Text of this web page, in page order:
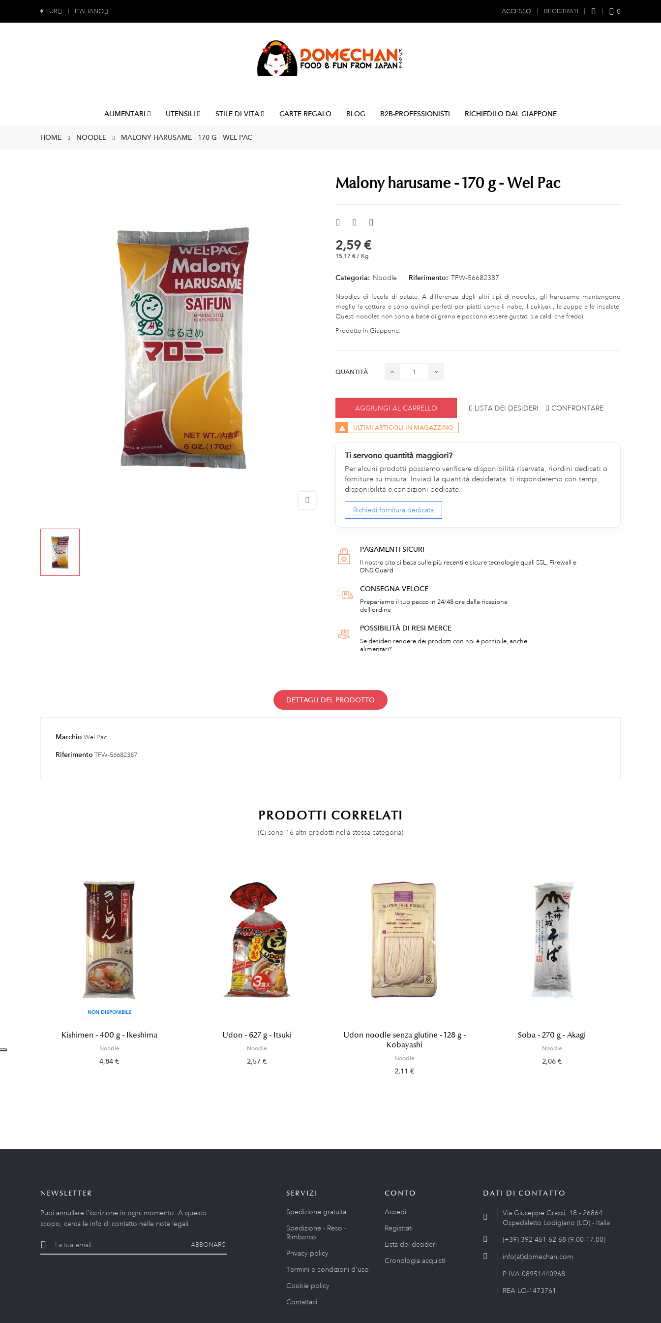
€ EUR ITALIANO ACCESSO REGISTRATI 0
ALIMENTARI UTENSILI STILE DI VITA CARTE REGALO BLOG B2B-PROFESSIONISTI RICHIEDILO DAL GIAPPONE
HOME NOODLE MALONY HARUSAME - 170 G - WEL PAC
Malony harusame - 170 g - Wel Pac
2,59 €
15,17 € / Kg
Categoria: Noodle Riferimento: TFW-56682387
Noodles di fecola di patate. A differenza degli altri tipi di noodles, gli harusame mantengono
meglio la cottura e sono quindi perfetti per piatti come il nabe, il sukiyaki, le zuppe e le insalate.
Questi noodles non sono a base di grano e possono essere gustati sia caldi che freddi.
Prodotto in Giappone.
QUANTITÀ
AGGIUNGI AL CARRELLO LISTA DEI DESIDERI CONFRONTARE
ULTIMI ARTICOLI IN MAGAZZINO
Ti servono quantità maggiori?
Per alcuni prodotti possiamo verificare disponibilità riservata, riordini dedicati o
forniture su misura. Inviaci la quantità desiderata: ti risponderemo con tempi,
disponibilità e condizioni dedicate.
Richiedi fornitura dedicata
PAGAMENTI SICURI
Il nostro sito si basa sulle più recenti e sicure tecnologie quali SSL, Firewall e
DNS Guard
CONSEGNA VELOCE
Prepariamo il tuo pacco in 24/48 ore dalla ricezione
dell'ordine
POSSIBILITÀ DI RESI MERCE
Se desideri rendere dei prodotti con noi è possibile, anche
alimentari*
DETTAGLI DEL PRODOTTO
Marchio Wel Pac
Riferimento TFW-56682387
PRODOTTI CORRELATI
(Ci sono 16 altri prodotti nella stessa categoria)
NON DISPONIBILE
Kishimen - 400 g - Ikeshima
Noodle
4,84 €
Udon - 627 g - Itsuki
Noodle
2,57 €
Udon noodle senza glutine - 128 g -
Kobayashi
Noodle
2,11 €
Soba - 270 g - Akagi
Noodle
2,06 €
NEWSLETTER
Puoi annullare l'iscrizione in ogni momento. A questo
scopo, cerca le info di contatto nelle note legali.
ABBONARSI
SERVIZI
Spedizione gratuita
Spedizione - Reso -
Rimborso
Privacy policy
Termini e condizioni d'uso
Cookie policy
Contattaci
CONTO
Accedi
Registrati
Lista dei desideri
Cronologia acquisti
DATI DI CONTATTO
Via Giuseppe Grassi, 18 - 26864
Ospedaletto Lodigiano (LO) - Italia
(+39) 392 451 62 68 (9.00-17.00)
info(at)domechan.com
P.IVA 08951440968
REA LO-1473761